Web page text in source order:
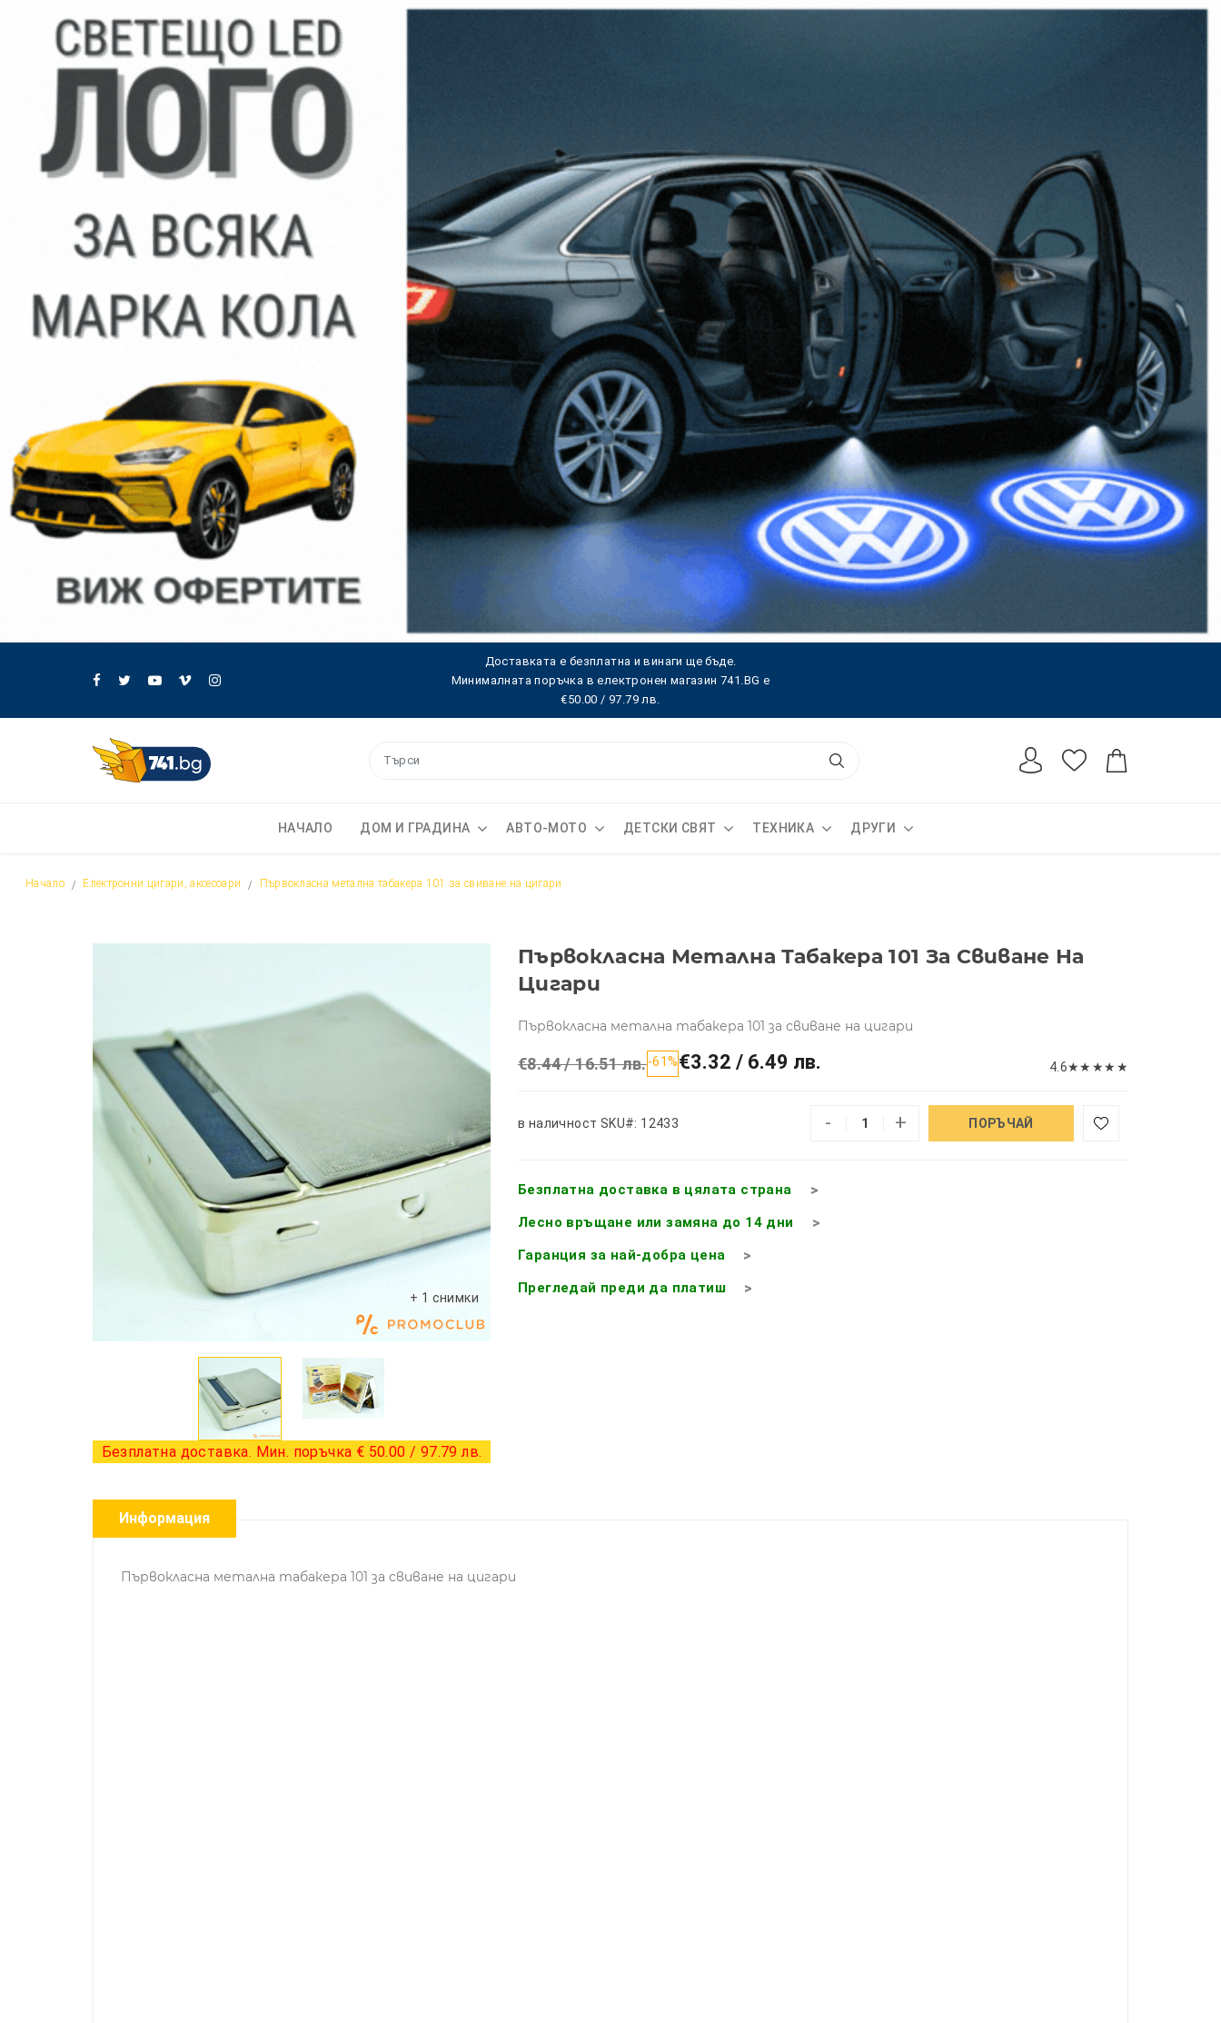
Доставката е безплатна и винаги ще бъде.
Минималната поръчка в електронен магазин 741.BG е
€50.00 / 97.79 лв.
НАЧАЛО ДОМ И ГРАДИНА АВТО-МОТО ДЕТСКИ СВЯТ ТЕХНИКА ДРУГИ
Начало Електронни цигари, аксесоари Първокласна метална табакера 101 за свиване на цигари
+ 1 снимки
Безплатна доставка. Мин. поръчка € 50.00 / 97.79 лв.
Първокласна Метална Табакера 101 За Свиване На
Цигари
Първокласна метална табакера 101 за свиване на цигари
€8.44 / 16.51 лв.-61%€3.32 / 6.49 лв. 4.6★★ ★★ ★
в наличност SKU#: 12433 - + ПОРЪЧАЙ
Безплатна доставка в цялата страна
Лесно връщане или замяна до 14 дни
Гаранция за най-добра цена
Прегледай преди да платиш
Информация
Първокласна метална табакера 101 за свиване на цигари